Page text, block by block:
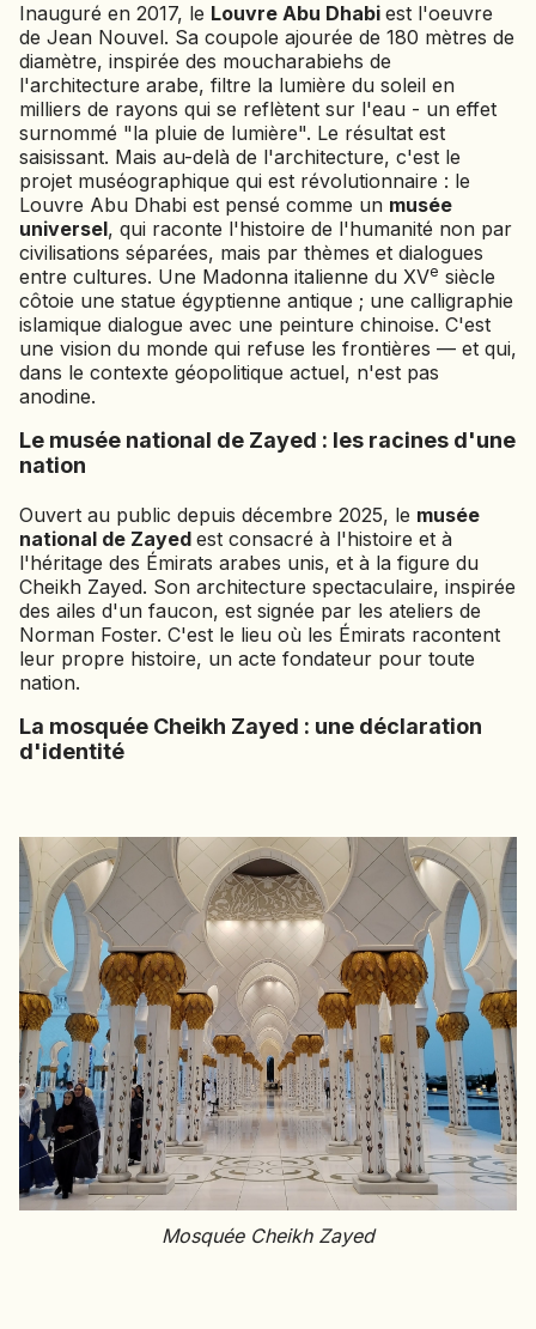
Inauguré en 2017, le Louvre Abu Dhabi est l'oeuvre
de Jean Nouvel. Sa coupole ajourée de 180 mètres de
diamètre, inspirée des moucharabiehs de
l'architecture arabe, filtre la lumière du soleil en
milliers de rayons qui se reflètent sur l'eau - un effet
surnommé "la pluie de lumière". Le résultat est
saisissant. Mais au-delà de l'architecture, c'est le
projet muséographique qui est révolutionnaire : le
Louvre Abu Dhabi est pensé comme un musée
universel, qui raconte l'histoire de l'humanité non par
civilisations séparées, mais par thèmes et dialogues
entre cultures. Une Madonna italienne du XVe siècle
côtoie une statue égyptienne antique ; une calligraphie
islamique dialogue avec une peinture chinoise. C'est
une vision du monde qui refuse les frontières — et qui,
dans le contexte géopolitique actuel, n'est pas
anodine.
Le musée national de Zayed : les racines d'une
nation
Ouvert au public depuis décembre 2025, le musée
national de Zayed est consacré à l'histoire et à
l'héritage des Émirats arabes unis, et à la figure du
Cheikh Zayed. Son architecture spectaculaire, inspirée
des ailes d'un faucon, est signée par les ateliers de
Norman Foster. C'est le lieu où les Émirats racontent
leur propre histoire, un acte fondateur pour toute
nation.
La mosquée Cheikh Zayed : une déclaration
d'identité
Mosquée Cheikh Zayed